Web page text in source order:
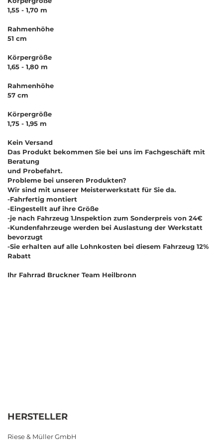
1,55 - 1,70 m
Rahmenhöhe
51 cm
Körpergröße
1,65 - 1,80 m
Rahmenhöhe
57 cm
Körpergröße
1,75 - 1,95 m
Kein Versand
Das Produkt bekommen Sie bei uns im Fachgeschäft mit
Beratung
und Probefahrt.
Probleme bei unseren Produkten?
Wir sind mit unserer Meisterwerkstatt für Sie da.
-Fahrfertig montiert
-Eingestellt auf ihre Größe
-je nach Fahrzeug 1.Inspektion zum Sonderpreis von 24€
-Kundenfahrzeuge werden bei Auslastung der Werkstatt
bevorzugt
-Sie erhalten auf alle Lohnkosten bei diesem Fahrzeug 12%
Rabatt
Ihr Fahrrad Bruckner Team Heilbronn
HERSTELLER
Riese & Müller GmbH